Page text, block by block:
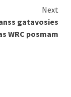
Next
gatavosies
WRC posmam